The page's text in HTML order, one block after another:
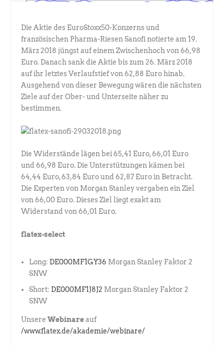
Die Aktie des EuroStoxx50-Konzerns und
französischen Pharma-Riesen Sanofi notierte am 19.
März 2018 jüngst auf einem Zwischenhoch von 66,98
Euro. Danach sank die Aktie bis zum 26. März 2018
auf ihr letztes Verlaufstief von 62,88 Euro hinab.
Ausgehend von dieser Bewegung wären die nächsten
Ziele auf der Ober- und Unterseite näher zu
bestimmen.
Die Widerstände lägen bei 65,41 Euro, 66,01 Euro
und 66,98 Euro. Die Unterstützungen kämen bei
64,44 Euro, 63,84 Euro und 62,87 Euro in Betracht.
Die Experten von Morgan Stanley vergaben ein Ziel
von 66,00 Euro. Dieses Ziel liegt exakt am
Widerstand von 66,01 Euro.
flatex-select
Long: DE000MF1GY36 Morgan Stanley Faktor 2
SNW
Short: DE000MF1J8J2 Morgan Stanley Faktor 2
SNW
UnsereWebinareauf
/www.flatex.de/akademie/webinare/